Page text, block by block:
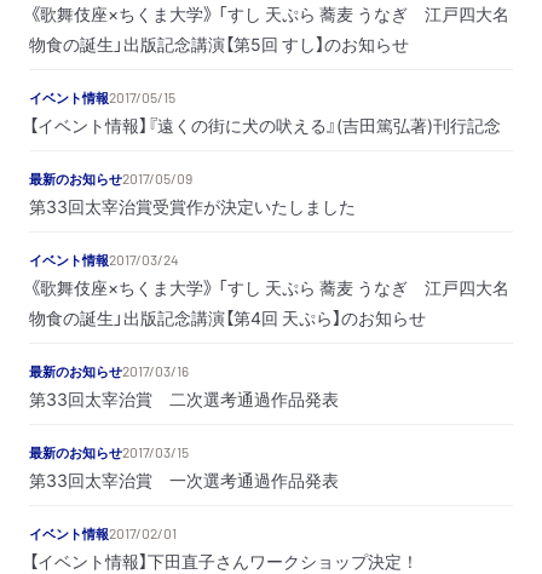
《歌舞伎座×ちくま大学》 「すし 天ぷら 蕎麦 うなぎ 江戸四大名
物食の誕生」出版記念講演【第5回 すし】のお知らせ
イベント情報2017/05/15
【イベント情報】『遠くの街に犬の吠える』(吉田篤弘著)刊行記念
最新のお知らせ2017/05/09
第33回太宰治賞受賞作が決定いたしました
イベント情報2017/03/24
《歌舞伎座×ちくま大学》 「すし 天ぷら 蕎麦 うなぎ 江戸四大名
物食の誕生」出版記念講演【第4回 天ぷら】のお知らせ
最新のお知らせ2017/03/16
第33回太宰治賞 二次選考通過作品発表
最新のお知らせ2017/03/15
第33回太宰治賞 一次選考通過作品発表
イベント情報2017/02/01
【イベント情報】下田直子さんワークショップ決定！